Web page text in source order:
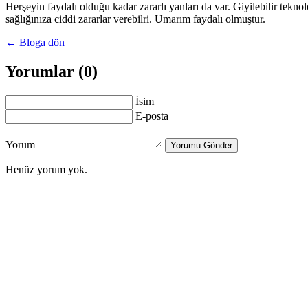
Herşeyin faydalı olduğu kadar zararlı yanları da var. Giyilebilir
sağlığınıza ciddi zararlar verebilri. Umarım faydalı olmuştur.
← Bloga dön
Yorumlar (0)
İsim
E-posta
Yorum Yorumu Gönder
Henüz yorum yok.